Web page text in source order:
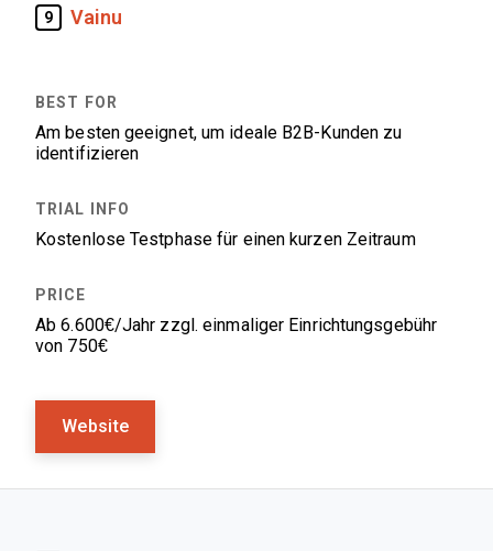
9 Vainu
Am besten geeignet, um ideale B2B-Kunden zu
identifizieren
Kostenlose Testphase für einen kurzen Zeitraum
Ab 6.600€/Jahr zzgl. einmaliger Einrichtungsgebühr
von 750€
Website